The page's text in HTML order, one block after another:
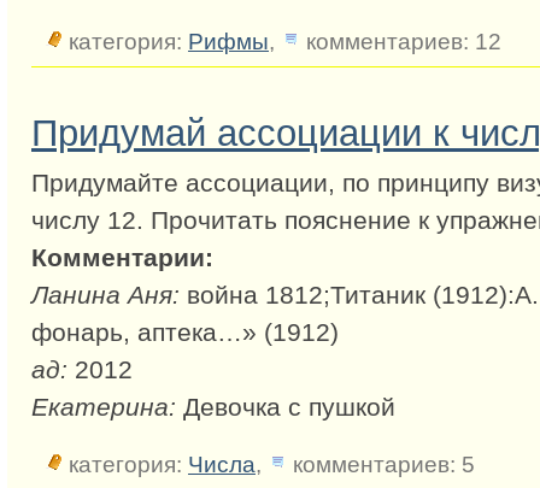
категория: Рифмы, комментариев: 12
Придумай ассоциации к
Придумайте ассоциации, по принципу
числу 12. Прочитать пояснение к
Комментарии:
Ланина Аня: война 1812;Титаник
фонарь, аптека…» (1912)
ад: 2012
Екатерина: Девочка с пушкой
категория: Числа, комментариев: 5